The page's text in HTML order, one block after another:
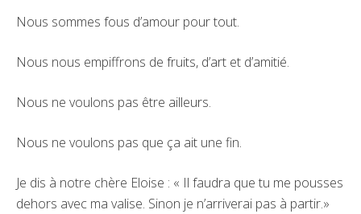
Nous sommes fous d’amour pour tout.
Nous nous empiffrons de fruits, d’art et d’amitié.
Nous ne voulons pas être ailleurs.
Nous ne voulons pas que ça ait une fin.
Je dis à notre chère Eloise : « Il faudra que tu me pousses
dehors avec ma valise. Sinon je n’arriverai pas à partir.»